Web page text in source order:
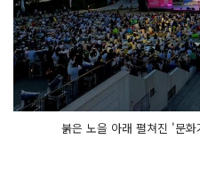
붉은 노을 아래 펼쳐진 '문